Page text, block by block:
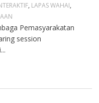
, LAPAS WAHAI,
Pemasyarakatan
session